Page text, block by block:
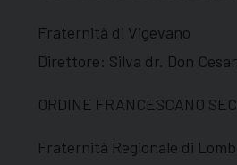
Fraternità di Vigevano
Direttore: Silva dr. Don
ORDINE FRANCESCANO
Fraternità Regionale di